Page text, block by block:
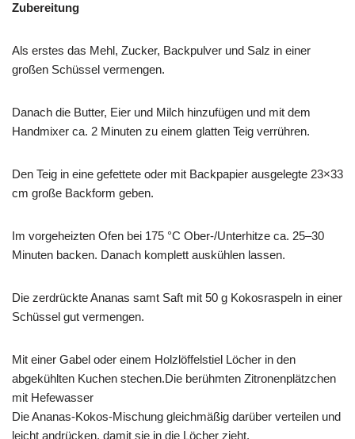
Zubereitung
Als erstes das Mehl, Zucker, Backpulver und Salz in einer
großen Schüssel vermengen.
Danach die Butter, Eier und Milch hinzufügen und mit dem
Handmixer ca. 2 Minuten zu einem glatten Teig verrühren.
Den Teig in eine gefettete oder mit Backpapier ausgelegte 23×33
cm große Backform geben.
Im vorgeheizten Ofen bei 175 °C Ober-/Unterhitze ca. 25–30
Minuten backen. Danach komplett auskühlen lassen.
Die zerdrückte Ananas samt Saft mit 50 g Kokosraspeln in einer
Schüssel gut vermengen.
Mit einer Gabel oder einem Holzlöffelstiel Löcher in den
abgekühlten Kuchen stechen.Die berühmten Zitronenplätzchen
mit Hefewasser
Die Ananas-Kokos-Mischung gleichmäßig darüber verteilen und
leicht andrücken, damit sie in die Löcher zieht.